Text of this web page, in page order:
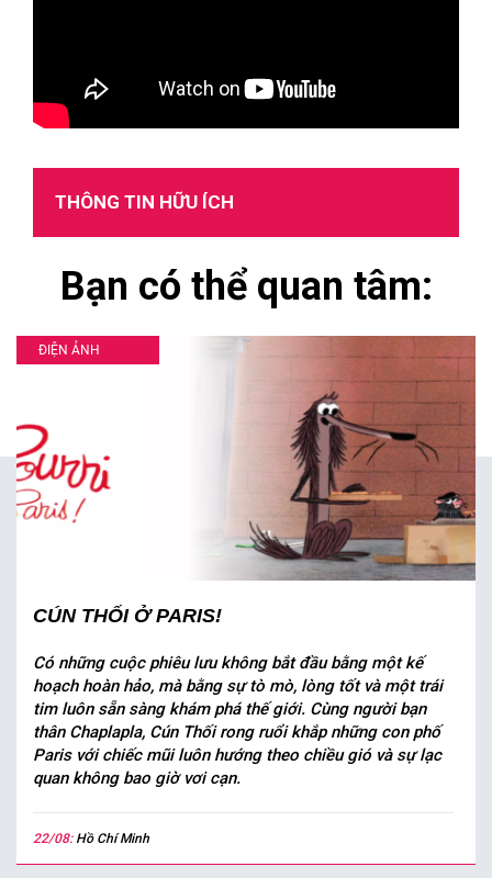
THÔNG TIN HỮU ÍCH
Bạn có thể quan tâm:
ĐIỆN ẢNH
CÚN THỐI Ở PARIS!
Có những cuộc phiêu lưu không bắt đầu bằng một kế
hoạch hoàn hảo, mà bằng sự tò mò, lòng tốt và một trái
tim luôn sẵn sàng khám phá thế giới. Cùng người bạn
thân Chaplapla, Cún Thối rong ruổi khắp những con phố
Paris với chiếc mũi luôn hướng theo chiều gió và sự lạc
quan không bao giờ vơi cạn.
22/08: Hồ Chí Minh